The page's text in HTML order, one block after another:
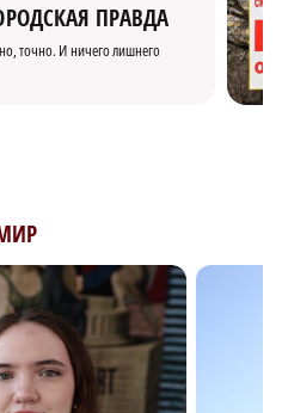
ПРАВДА
точно. И ничего лишнего